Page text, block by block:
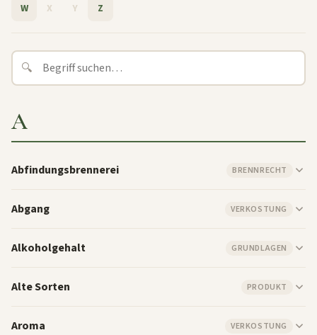
W
X Y Z
🔍
A
Abfindungsbrennerei BRENNRECHT
Abgang VERKOSTUNG
Alkoholgehalt GRUNDLAGEN
Alte Sorten PRODUKT
Aroma VERKOSTUNG